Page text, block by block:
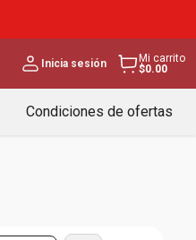
Inicia sesión
Mi carrito
$0.00
Condiciones de ofertas